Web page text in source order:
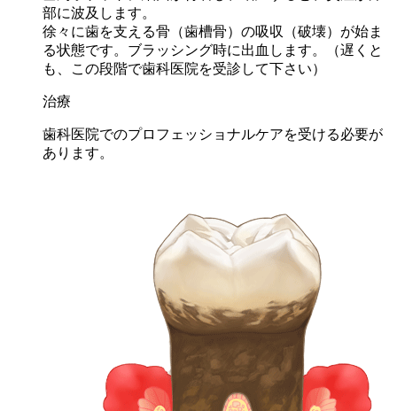
部に波及します。
徐々に歯を支える骨（歯槽骨）の吸収（破壊）が始ま
る状態です。ブラッシング時に出血します。（遅くと
も、この段階で歯科医院を受診して下さい）
治療
歯科医院でのプロフェッショナルケアを受ける必要が
あります。